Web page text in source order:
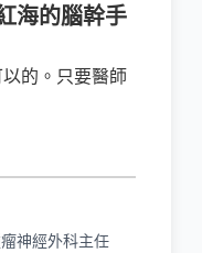
海的腦幹手
的。只要醫師
神經外科主任